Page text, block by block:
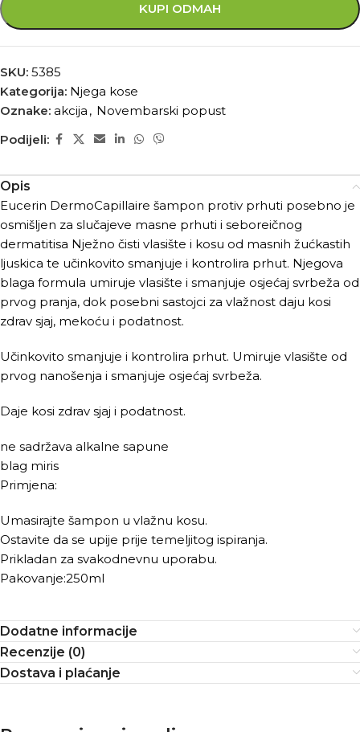
KUPI ODMAH
SKU: 5385
Kategorija: Njega kose
Oznake: akcija , Novembarski popust
Podijeli:
Opis
Eucerin DermoCapillaire šampon protiv prhuti posebno je
osmišljen za slučajeve masne prhuti i seboreičnog
dermatitisa Nježno čisti vlasište i kosu od masnih žućkastih
ljuskica te učinkovito smanjuje i kontrolira prhut. Njegova
blaga formula umiruje vlasište i smanjuje osjećaj svrbeža od
prvog pranja, dok posebni sastojci za vlažnost daju kosi
zdrav sjaj, mekoću i podatnost.
Učinkovito smanjuje i kontrolira prhut. Umiruje vlasište od
prvog nanošenja i smanjuje osjećaj svrbeža.
Daje kosi zdrav sjaj i podatnost.
ne sadržava alkalne sapune
blag miris
Primjena:
Umasirajte šampon u vlažnu kosu.
Ostavite da se upije prije temeljitog ispiranja.
Prikladan za svakodnevnu uporabu.
Pakovanje:250ml
Dodatne informacije
Recenzije (0)
Dostava i plaćanje